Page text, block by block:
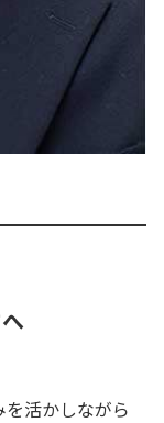
活かしながら